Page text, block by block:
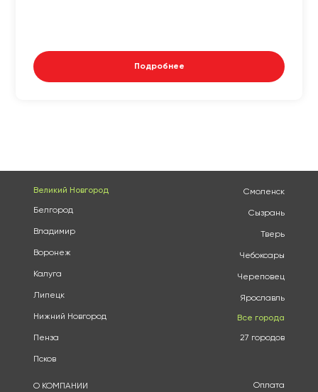
Подробнее
Великий Новгород
Белгород
Владимир
Воронеж
Калуга
Липецк
Нижний Новгород
Пенза
Псков
Смоленск
Сызрань
Тверь
Чебоксары
Череповец
Ярославль
Все города
27 городов
О КОМПАНИИ Оплата